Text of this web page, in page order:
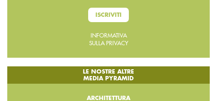
ISCRIVITI
INFORMATIVA
SULLA PRIVACY
LE NOSTRE ALTRE
MEDIA PYRAMID
ARCHITETTURA